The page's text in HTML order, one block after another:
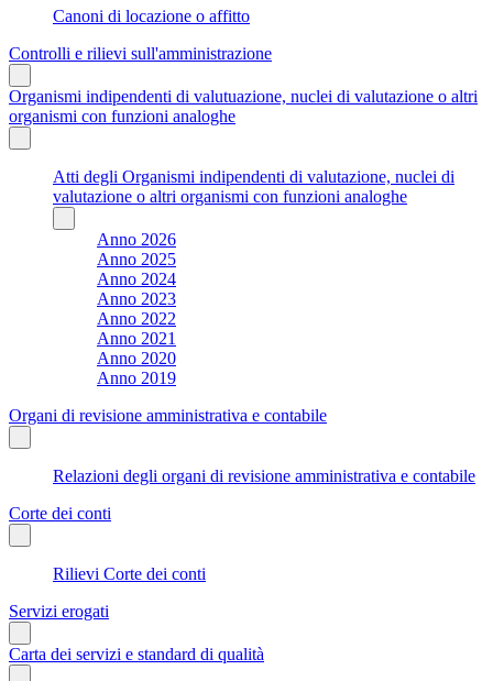
Canoni di locazione o affitto
Controlli e rilievi sull'amministrazione
Organismi indipendenti di valutuazione, nuclei di valutazione o altri
organismi con funzioni analoghe
Atti degli Organismi indipendenti di valutazione, nuclei di
valutazione o altri organismi con funzioni analoghe
Anno 2026
Anno 2025
Anno 2024
Anno 2023
Anno 2022
Anno 2021
Anno 2020
Anno 2019
Organi di revisione amministrativa e contabile
Relazioni degli organi di revisione amministrativa e contabile
Corte dei conti
Rilievi Corte dei conti
Servizi erogati
Carta dei servizi e standard di qualità